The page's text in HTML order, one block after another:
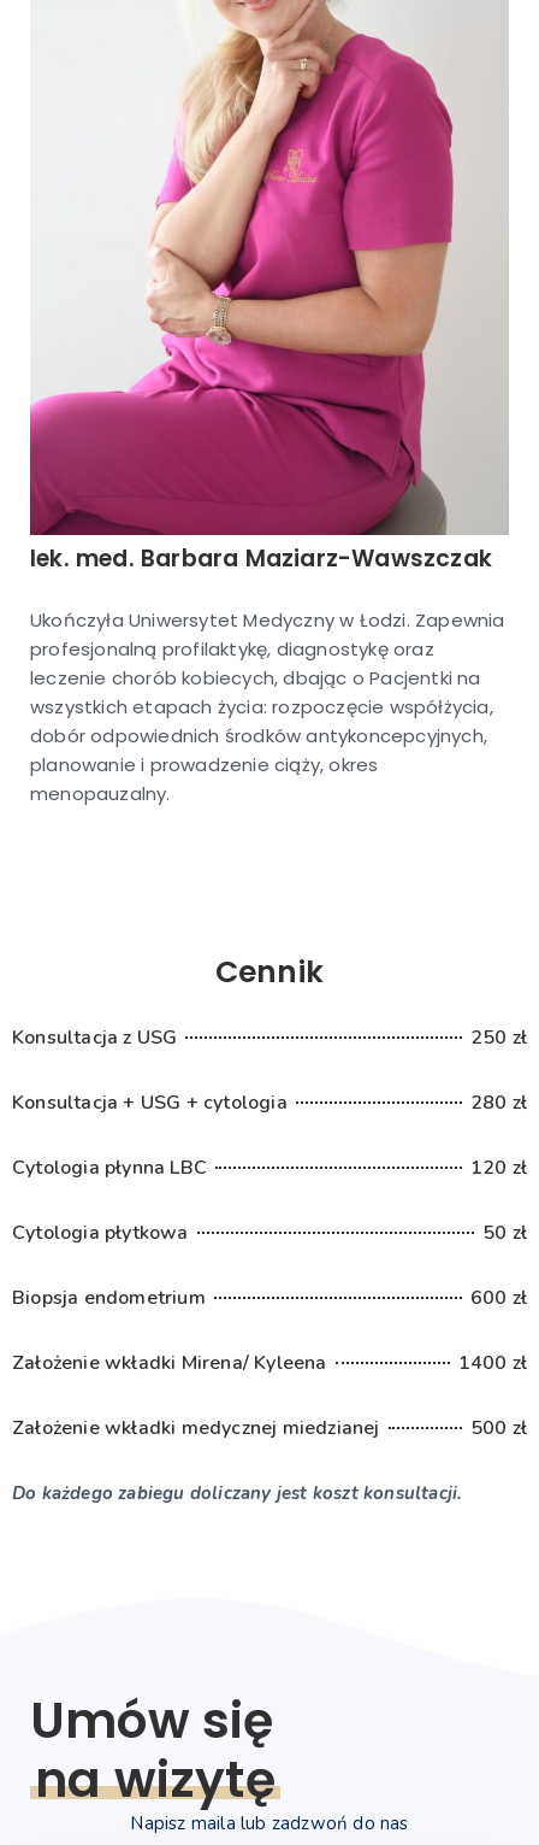
lek. med. Barbara Maziarz-Wawszczak
Ukończyła Uniwersytet Medyczny w Łodzi. Zapewnia
profesjonalną profilaktykę, diagnostykę oraz
leczenie chorób kobiecych, dbając o Pacjentki na
wszystkich etapach życia: rozpoczęcie współżycia,
dobór odpowiednich środków antykoncepcyjnych,
planowanie i prowadzenie ciąży, okres
menopauzalny.
Cennik
Konsultacja z USG 250 zł
Konsultacja + USG + cytologia 280 zł
Cytologia płynna LBC 120 zł
Cytologia płytkowa 50 zł
Biopsja endometrium 600 zł
Założenie wkładki Mirena/ Kyleena 1400 zł
Założenie wkładki medycznej miedzianej 500 zł
Do każdego zabiegu doliczany jest koszt konsultacji.
Umów się
na wizytę
Napisz maila lub zadzwoń do nas